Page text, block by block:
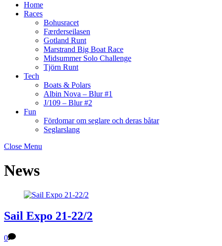
Home
Races
Bohusracet
Færderseilasen
Gotland Runt
Marstrand Big Boat Race
Midsummer Solo Challenge
Tjörn Runt
Tech
Boats & Polars
Albin Nova – Blur #1
J/109 – Blur #2
Fun
Fördomar om seglare och deras båtar
Seglarslang
Close Menu
News
Sail Expo 21-22/2
0